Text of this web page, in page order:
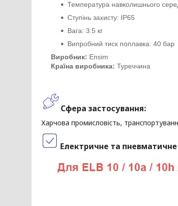
Температура навколишнього
Ступінь захисту: IP65
Вага: 3.5 кг
Випробний тиск поплавка: 40 бар
Виробник: Ensim
Країна виробника: Туреччина
Сфера застосування:
Харчова промисловість,
Електричне та